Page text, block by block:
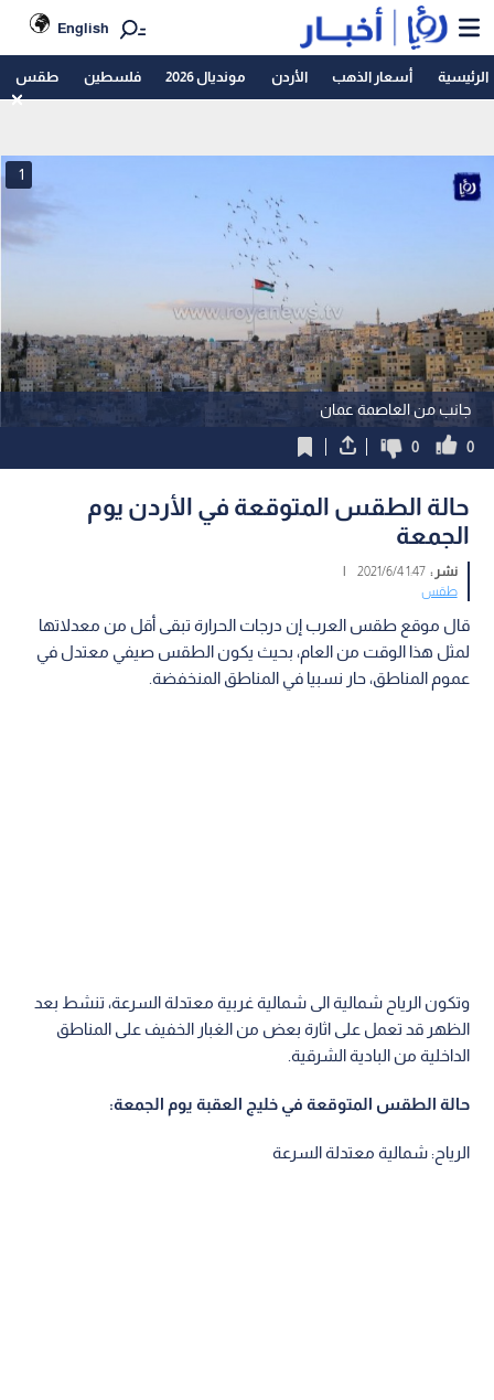
English
الرئيسية أسعار الذهب الأردن مونديال 2026 فلسطين طقس
جانب من العاصمة عمان
1
0
0
حالة الطقس المتوقعة في الأردن يوم
الجمعة
نشر :1:47 2021/6/4
|
طقس
قال موقع طقس العرب إن درجات الحرارة تبقى أقل من معدلاتها
لمثل هذا الوقت من العام، بحيث يكون الطقس صيفي معتدل في
عموم المناطق، حار نسبيا في المناطق المنخفضة.
وتكون الرياح شمالية الى شمالية غربية معتدلة السرعة، تنشط بعد
الظهر قد تعمل على اثارة بعض من الغبار الخفيف على المناطق
الداخلية من البادية الشرقية.
حالة الطقس المتوقعة في خليج العقبة يوم الجمعة:
الرياح: شمالية معتدلة السرعة